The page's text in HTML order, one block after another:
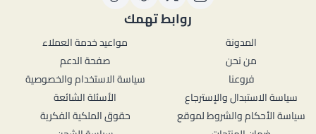
روابط تهمك
المدونة
من نحن
فروعنا
سياسة الاستبدال والإسترجاع
سياسة الأحكام والشروط لموقع
مواعيد خدمة العملاء
صفحة الدعم
سياسة الاستخدام والخصوصية
الأسئلة الشائعة
حقوق الملكية الفكرية